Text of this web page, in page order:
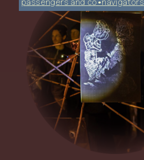
tm club night
passengers and co•navigators